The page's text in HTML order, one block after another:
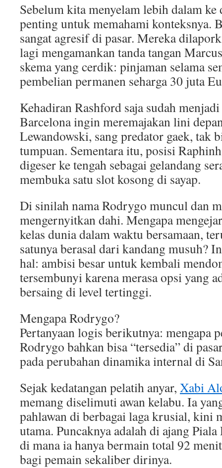
Sebelum kita menyelam lebih dalam ke
penting untuk memahami konteksnya.
sangat agresif di pasar. Mereka
lagi mengamankan tanda tangan
skema yang cerdik: pinjaman selama
pembelian permanen seharga 30 juta
Kehadiran Rashford saja sudah
Barcelona ingin meremajakan lini
Lewandowski, sang predator gaek, tak
tumpuan. Sementara itu, posisi
digeser ke tengah sebagai gelandang
membuka satu slot kosong di sayap.
Di sinilah nama Rodrygo muncul dan
mengernyitkan dahi. Mengapa
kelas dunia dalam waktu bersamaan,
satunya berasal dari kandang musuh?
hal: ambisi besar untuk kembali
tersembunyi karena merasa opsi yang
bersaing di level tertinggi.
Mengapa Rodrygo?
Pertanyaan logis berikutnya: mengapa
Rodrygo bahkan bisa “tersedia” di
pada perubahan dinamika internal di
Sejak kedatangan pelatih anyar, Xabi
memang diselimuti awan kelabu. Ia
pahlawan di berbagai laga krusial, kini
utama. Puncaknya adalah di ajang
di mana ia hanya bermain total 92
bagi pemain sekaliber dirinya.